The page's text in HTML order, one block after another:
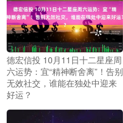
德宏信投 10月11日十二星座周
六运势：宜“精神断舍离”！告别
无效社交，谁能在独处中迎来
好运？